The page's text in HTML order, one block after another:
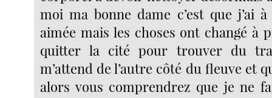
moi ma bonne dame c’est que j’ai
aimée mais les choses ont changé à
quitter la cité pour trouver du
m’attend de l’autre côté du fleuve et
alors vous comprendrez que je ne